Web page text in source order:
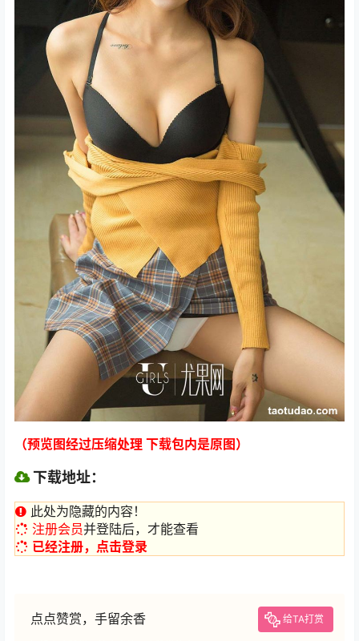
（预览图经过压缩处理 下载包内是原图）
下载地址：
此处为隐藏的内容！
注册会员并登陆后，才能查看
已经注册，点击登录
点点赞赏，手留余香 给TA打赏